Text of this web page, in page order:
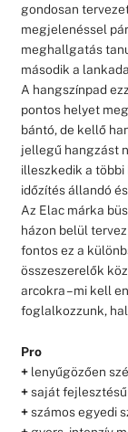
gondosan
megjelenéssel
meghallgatás
második a
A hangszínpad
pontos helyet
bántó, de kellő
jellegű hangzást
illeszkedik a többi
időzítés állandó
Az Elac márka
házon belül
fontos ez a
összeszerelők
arcokra – mi kell
foglalkozzunk,
Pro
+lenyűgözően
+saját fejlesztésű
+számos egyedi